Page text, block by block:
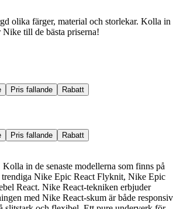
olika färger, material och storlekar. Kolla in
till de bästa priserna!
Pris fallande Rabatt
Pris fallande Rabatt
in de senaste modellerna som finns på
trendiga Nike Epic React Flyknit, Nike Epic
React. Nike React-tekniken erbjuder
med Nike React-skum är både responsiv